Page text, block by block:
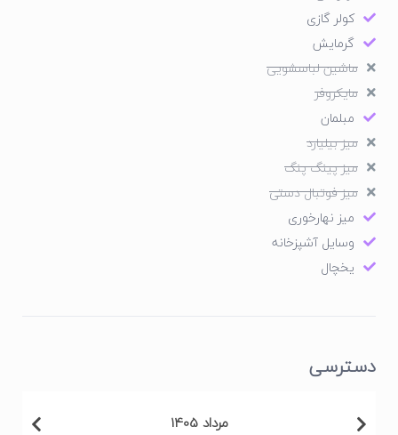
کولر گازی
گرمایش
ماشین لباسشویی
مایکروفر
مبلمان
میز بیلیارد
میز پینگ پنگ
میز فوتبال دستی
میز نهارخوری
وسایل آشپزخانه
یخچال
دسترسی
مرداد 1405